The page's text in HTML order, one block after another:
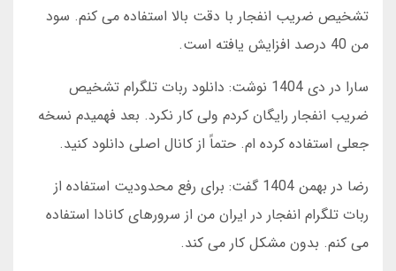
تشخیص ضریب انفجار با دقت بالا استفاده می کنم. سود
من 40 درصد افزایش یافته است.
سارا در دی 1404 نوشت: دانلود ربات تلگرام تشخیص
ضریب انفجار رایگان کردم ولی کار نکرد. بعد فهمیدم نسخه
جعلی استفاده کرده ام. حتماً از کانال اصلی دانلود کنید.
رضا در بهمن 1404 گفت: برای رفع محدودیت استفاده از
ربات تلگرام انفجار در ایران من از سرورهای کانادا استفاده
می کنم. بدون مشکل کار می کند.